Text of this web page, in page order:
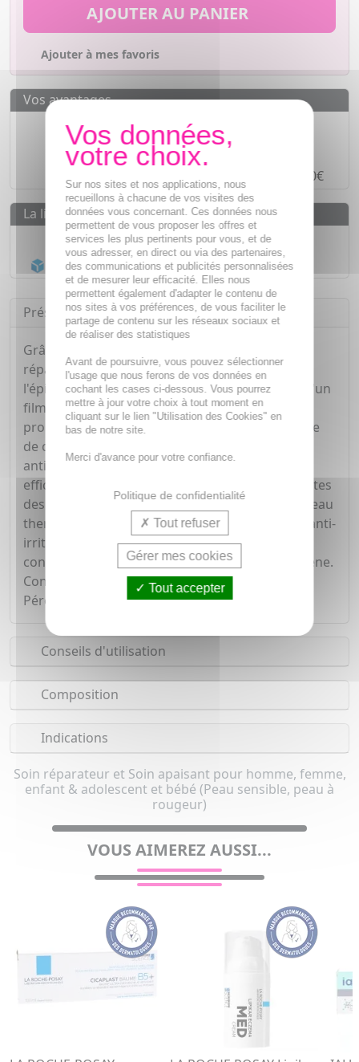
AJOUTER AU PANIER
Ajouter à mes favoris
Vos avantages
Des prix
IMBATTABLES
Paiement en ligneSÉCURISÉ
Paiement en
4 fois sans frais à partir de 30€
La livraison
Livraison gratuite dès55€
Acheminement Chronoposten 24h*
Présentation
Grâce à sa formule à base de sucralfate, (agent
réparateur qui stimule la régénération de
l'épiderme abîmé tout en couvrant l'épiderme d'un
film protecteur), de l'eau thermale d'Avène (aux
propriétés apaisantes), et de l'association sulfate
de cuivre, sulfate de zinc (qui agit en facteur
antibactérien), Cicalfate Crème réparatrice est
efficace contre les lésions cutanées non suintantes
des adultes, des enfants et des nourrissons. A l'eau
thermale d'Avène aux propriétés apaisantes et anti-
irritantes. Soin cicatrisant. Sans parfum, sans
conservateur. Hypoallergénique, non comédogène.
Conditionnement : tube aluminium, étui carton.
Péremption : 12 mois après ouverture.
Conseils d'utilisation
Composition
Indications
Soin réparateur et Soin apaisant pour homme, femme,
enfant & adolescent et bébé (Peau sensible, peau à
rougeur)
VOUS AIMEREZ AUSSI...
Sur nos sites et nos applications, nous
recueillons à chacune de vos visites des
données vous concernant. Ces données nous
permettent de vous proposer les offres et
services les plus pertinents pour vous, et de
vous adresser, en direct ou via des partenaires,
des communications et publicités personnalisées
et de mesurer leur efficacité. Elles nous
permettent également d'adapter le contenu de
nos sites à vos préférences, de vous faciliter le
partage de contenu sur les réseaux sociaux et
de réaliser des statistiques
Avant de poursuivre, vous pouvez sélectionner
l'usage que nous ferons de vos données en
cochant les cases ci-dessous. Vous pourrez
mettre à jour votre choix à tout moment en
cliquant sur le lien "Utilisation des Cookies" en
bas de notre site.
Merci d'avance pour votre confiance.
Politique de confidentialité
Tout refuser
Gérer mes cookies
Tout accepter